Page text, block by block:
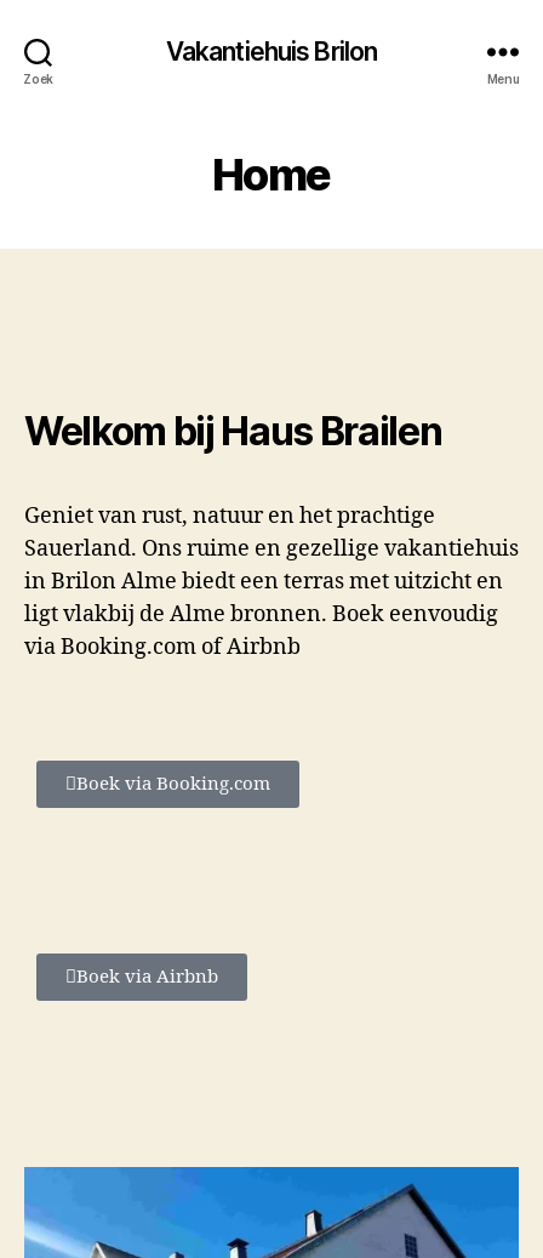
Zoek
Vakantiehuis Brilon
Menu
Home
Welkom bij Haus Brailen
Geniet van rust, natuur en het prachtige
Sauerland. Ons ruime en gezellige vakantiehuis
in Brilon Alme biedt een terras met uitzicht en
ligt vlakbij de Alme bronnen. Boek eenvoudig
via Booking.com of Airbnb
Boek via Booking.com
Boek via Airbnb